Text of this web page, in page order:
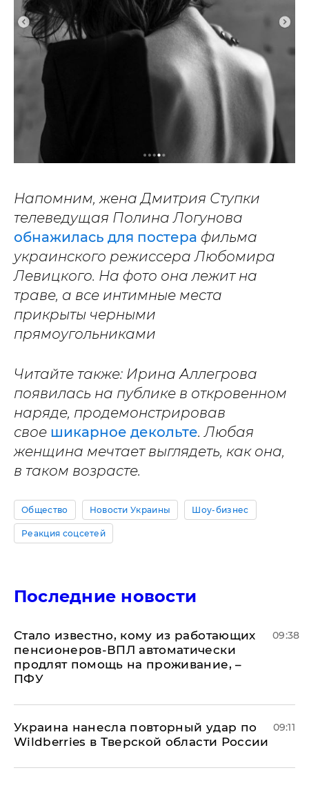
Напомним, жена Дмитрия Ступки
телеведущая Полина Логунова
обнажилась для постера фильма
украинского режиссера Любомира
Левицкого. На фото она лежит на
траве, а все интимные места
прикрыты черными
прямоугольниками
Читайте также: Ирина Аллегрова
появилась на публике в откровенном
наряде, продемонстрировав
свое шикарное декольте. Любая
женщина мечтает выглядеть, как она,
в таком возрасте.
Общество Новости Украины Шоу-бизнес
Реакция соцсетей
Последние новости
Стало известно, кому из работающих
пенсионеров-ВПЛ автоматически
продлят помощь на проживание, –
ПФУ
09:38
Украина нанесла повторный удар по
Wildberries в Тверской области России
09:11